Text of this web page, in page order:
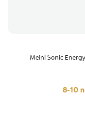
Meinl Sonic
8-10